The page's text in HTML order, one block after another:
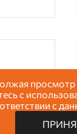
просмотр
с
с